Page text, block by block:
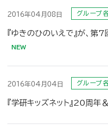
2016年04月08日 グループ
『ゆきのひのいえで』が、第
2016年04月04日 グループ
『学研キッズネット』20周年